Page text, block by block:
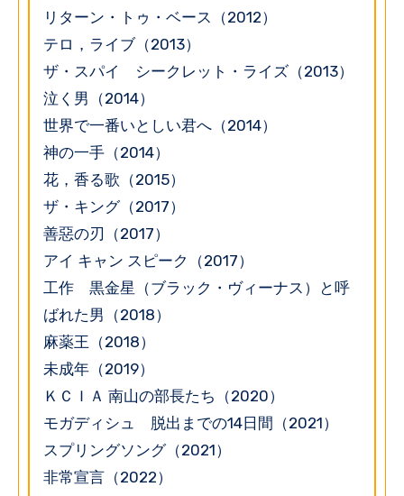
リターン・トゥ・ベース（2012）
テロ，ライブ（2013）
ザ・スパイ シークレット・ライズ（2013）
泣く男（2014）
世界で一番いとしい君へ（2014）
神の一手（2014）
花，香る歌（2015）
ザ・キング（2017）
善惡の刃（2017）
アイ キャン スピーク（2017）
工作 黒金星（ブラック・ヴィーナス）と呼
ばれた男（2018）
麻薬王（2018）
未成年（2019）
ＫＣＩＡ 南山の部長たち（2020）
モガディシュ 脱出までの14日間（2021）
スプリングソング（2021）
非常宣言（2022）